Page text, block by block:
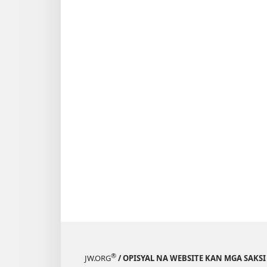
JW.ORG® / OPISYAL NA WEBSITE KAN MGA